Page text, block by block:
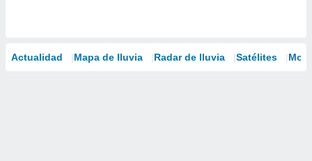
Actualidad Mapa de lluvia Radar de lluvia Satélites